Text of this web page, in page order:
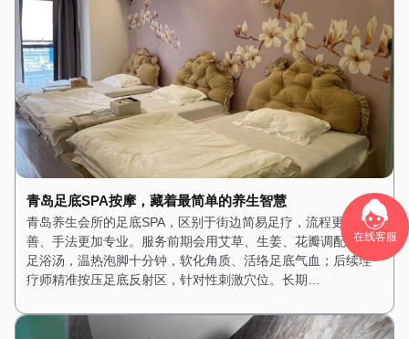
在线客服
青岛足底SPA按摩，藏着最简单的养生智慧
青岛养生会所的足底SPA，区别于街边简易足疗，流程更加完
善、手法更加专业。服务前期会用艾草、生姜、花瓣调配养生
足浴汤，温热泡脚十分钟，软化角质、活络足底气血；后续理
疗师精准按压足底反射区，针对性刺激穴位。长期…